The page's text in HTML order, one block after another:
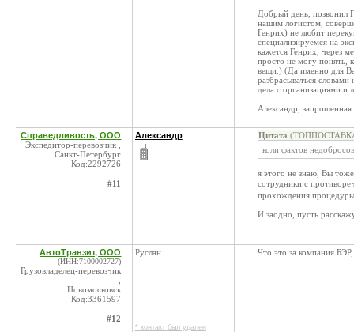
Добрый день, позвонил
нашим логистом,
Генрих) не любит
специализируемся на
кажется Генрих, через
просто не могу понять,
вещи.) (Да именно для
разбрасываться
дела с организациями и
Александр,
Справедливость, ООО
Экспедитор-перевозчик ,
Санкт-Петербург
Код:2292726
#11
Александр Цитата
коли фактов
я этого не знаю, Вы
сотрудники с
прохождения процедуры
И заодно, пусть
АвтоТранзит, ООО
(ИНН:7100002727)
Грузовладелец-перевозчик
Новомосковск
Код:3361597
#12
Руслан
* контакт был удален
Что это за компания